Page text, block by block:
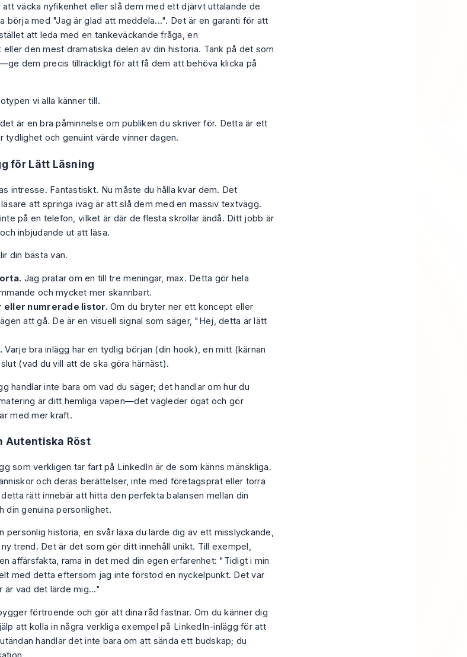
väcka nyfikenhet eller slå dem med ett djärvt uttalande de
börja med "Jag är glad att meddela...". Det är en garanti för att
att leda med en tankeväckande fråga, en
den mest dramatiska delen av din historia. Tänk på det som
dem precis tillräckligt för att få dem attbehöva klicka på
vi alla känner till.
är en bra påminnelse om publiken du skriver för. Detta är ett
tydlighet och genuint värde vinner dagen.
för Lätt Läsning
intresse. Fantastiskt. Nu måste du hålla kvar dem. Det
att springa iväg är att slå dem med en massiv textvägg.
på en telefon, vilket är där de flesta skrollar ändå. Ditt jobb är
inbjudande ut att läsa.
din bästa vän.
Jag pratar om en till tre meningar, max. Detta gör hela
och mycket mer skannbart.
eller numrerade listor. Om du bryter ner ett koncept eller
att gå. De är en visuell signal som säger, "Hej, detta är lätt
Varje bra inlägg har en tydlig början (din hook), en mitt (kärnan
(vad du vill att de ska göra härnäst).
handlar inte bara om vad du säger; det handlar om hur du
är ditt hemliga vapen—det vägleder ögat och gör
med mer kraft.
Autentiska Röst
som verkligen tar fart på LinkedIn är de som känns mänskliga.
och deras berättelser, inte med företagsprat eller torra
rätt innebär att hitta den perfekta balansen mellan din
din genuina personlighet.
personlig historia, en svår läxa du lärde dig av ett misslyckande,
trend. Det är det som gör ditt innehåll unikt. Till exempel,
affärsfakta, rama in det med din egen erfarenhet: "Tidigt i min
med detta eftersom jag inte förstod en nyckelpunkt. Det var
är vad det lärde mig..."
förtroende och gör att dina råd fastnar. Om du känner dig
att kolla in några verkligaexempel på LinkedIn-inlägg för att
handlar det inte bara om att sända ett budskap; du